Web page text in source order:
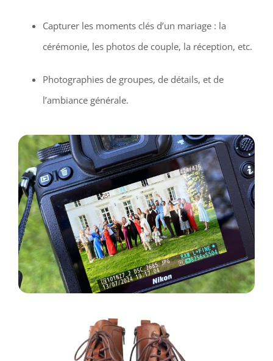
Capturer les moments clés d’un mariage : la
cérémonie, les photos de couple, la réception, etc.
Photographies de groupes, de détails, et de
l’ambiance générale.